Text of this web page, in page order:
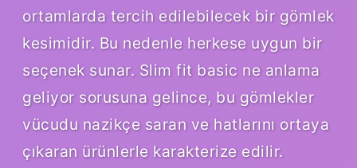
ortamlarda tercih edilebilecek bir gömlek
kesimidir. Bu nedenle herkese uygun bir
seçenek sunar. Slim fit basic ne anlama
geliyor sorusuna gelince, bu gömlekler
vücudu nazikçe saran ve hatlarını ortaya
çıkaran ürünlerle karakterize edilir.